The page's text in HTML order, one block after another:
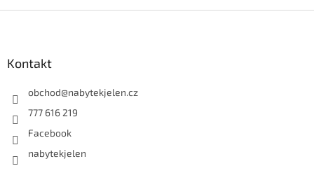
Kontakt
obchod@nabytekjelen.cz
777 616 219
Facebook
nabytekjelen